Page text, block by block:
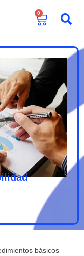
0
básicos